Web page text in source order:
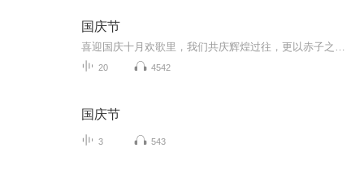
国庆节
20 4542
国庆节
3 543